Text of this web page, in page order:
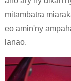
mitambatra
eo amin'ny
ianao.